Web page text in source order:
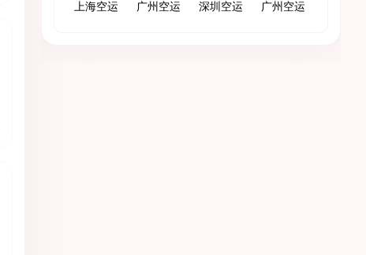
货运 货运
上海空运 广州空运 深圳空运 广州空运